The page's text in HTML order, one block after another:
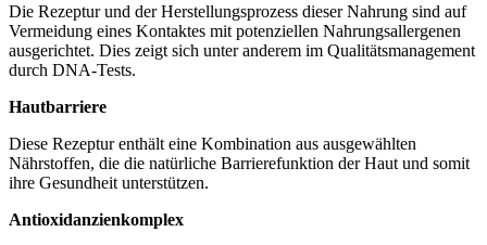
Die Rezeptur und der Herstellungsprozess dieser Nahrung sind auf
Vermeidung eines Kontaktes mit potenziellen Nahrungsallergenen
ausgerichtet. Dies zeigt sich unter anderem im Qualitätsmanagement
durch DNA-Tests.
Hautbarriere
Diese Rezeptur enthält eine Kombination aus ausgewählten
Nährstoffen, die die natürliche Barrierefunktion der Haut und somit
ihre Gesundheit unterstützen.
Antioxidanzienkomplex